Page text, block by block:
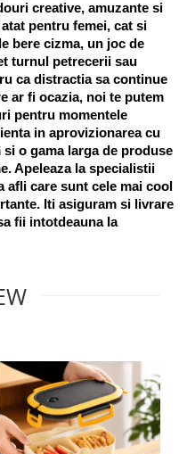
creative, amuzante si
pentru femei, cat si
bere cizma, un joc de
turnul petrecerii sau
ca distractia sa continue
ar fi ocazia, noi te putem
pentru momentele
in aprovizionarea cu
o gama larga de produse
Apeleaza la specialistii
afli care sunt cele mai cool
Iti asiguram si livrare
fii intotdeauna la